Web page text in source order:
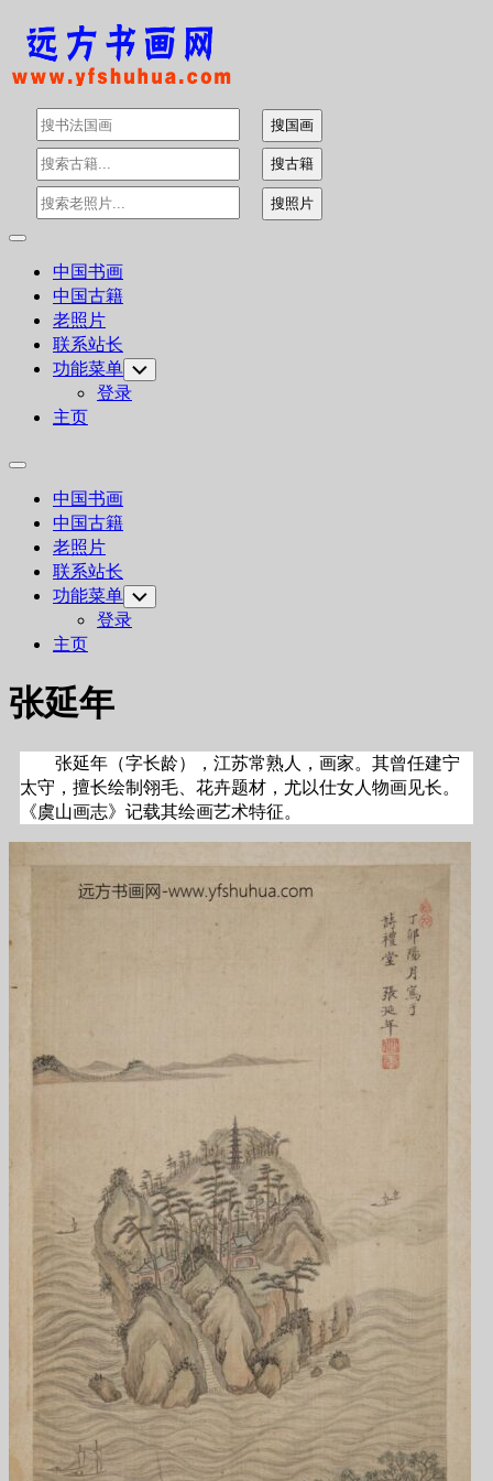
Skip
content
Expand
中国书画
中国古籍
老照片
联系站长
功能菜单 Toggle
Child
Menu
登录
主页
Expand
中国书画
中国古籍
老照片
联系站长
功能菜单 Toggle
Child
Menu
登录
主页
张延年
张延年（字长龄），江苏常熟人，画家。其曾任建宁
太守，擅长绘制翎毛、花卉题材，尤以仕女人物画见长。
《虞山画志》记载其绘画艺术特征。